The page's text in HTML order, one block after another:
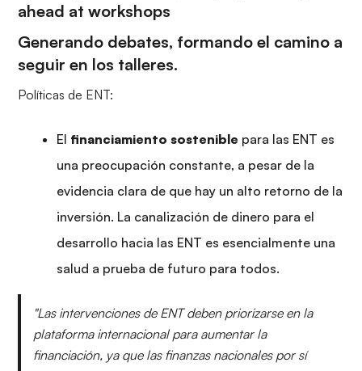
ahead at workshops
Generando debates, formando el camino a
seguir en los talleres.
Políticas de ENT:
El financiamiento sostenible para las ENT es
una preocupación constante, a pesar de la
evidencia clara de que hay un alto retorno de la
inversión. La canalización de dinero para el
desarrollo hacia las ENT es esencialmente una
salud a prueba de futuro para todos.
"Las intervenciones de ENT deben priorizarse en la
plataforma internacional para aumentar la
financiación, ya que las finanzas nacionales por sí